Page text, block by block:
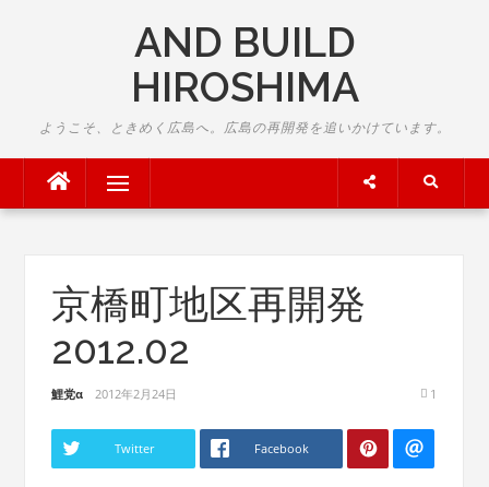
AND BUILD
HIROSHIMA
ようこそ、ときめく広島へ。広島の再開発を追いかけています。
Menu
京橋町地区再開発
2012.02
鯉党α 2012年2月24日 1
Twitter Facebook